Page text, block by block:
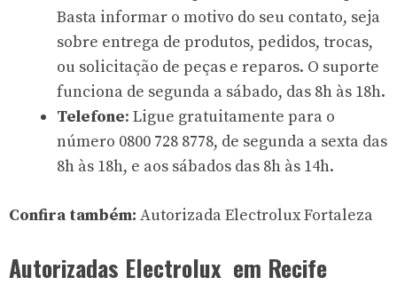
Basta informar o motivo do seu contato, seja
sobre entrega de produtos, pedidos, trocas,
ou solicitação de peças e reparos. O suporte
funciona de segunda a sábado, das 8h às 18h.
Telefone: Ligue gratuitamente para o
número 0800 728 8778, de segunda a sexta das
8h às 18h, e aos sábados das 8h às 14h.
Confira também: Autorizada Electrolux Fortaleza
Autorizadas Electrolux em Recife